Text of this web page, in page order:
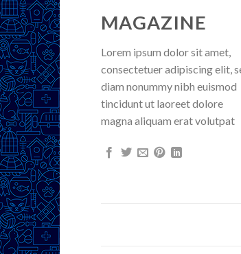
MAGAZINE
Lorem ipsum dolor sit amet,
consectetuer adipiscing elit,
diam nonummy nibh euismod
tincidunt ut laoreet dolore
magna aliquam erat volutpat